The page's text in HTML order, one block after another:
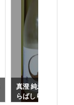
真澄 純米吟醸 あ
らばしり : 純米